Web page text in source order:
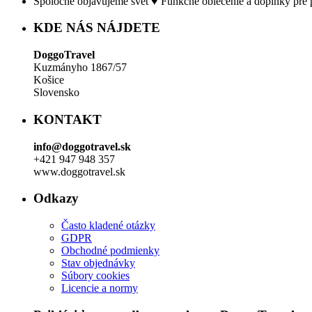
KDE NÁS NÁJDETE
DoggoTravel
Kuzmányho 1867/57
Košice
Slovensko
KONTAKT
info@doggotravel.sk
+421 947 948 357
www.doggotravel.sk
Odkazy
Často kladené otázky
GDPR
Obchodné podmienky
Stav objednávky
Súbory cookies
Licencie a normy